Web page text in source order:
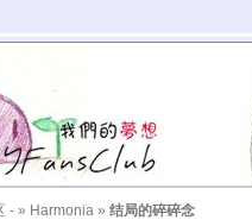
- » Harmonia » 结局的碎碎念